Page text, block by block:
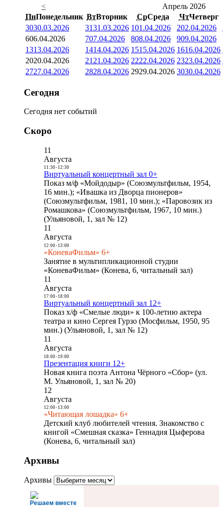
<
Апрель 2026
ПнПонедельник ВтВторник СрСреда ЧтЧетверг
3030.03.2026 3131.03.2026 101.04.2026 202.04.2026
606.04.2026 707.04.2026 808.04.2026 909.04.2026
1313.04.2026 1414.04.2026 1515.04.2026 1616.04.2026
2020.04.2026 21 21.04.2026 2222.04.2026 2323.04.2026
2727.04.2026 2828.04.2026 2929.04.2026 3030.04.2026
Сегодня
Сегодня нет событий
Скоро
11
Августа
11:30- 12:30
Виртуальный концертный зал 0+
Показ м/ф «Мойдодыр» (Союзмультфильм, 1954,
16 мин.); «Ивашка из Дворца пионеров»
(Союзмультфильм, 1981, 10 мин.); «Паровозик из
Ромашкова» (Союзмультфильм, 1967, 10 мин.)
(Ульяновой, 1, зал № 12)
11
Августа
12:00- 13:00
«КоневаФильм» 6+
Занятие в мультипликационной студии
«КоневаФильм» (Конева, 6, читальный зал)
11
Августа
17:00- 18:00
Виртуальный концертный зал 12+
Показ х/ф «Смелые люди» к 100-летию актера
театра и кино Сергея Гурзо (Мосфильм, 1950, 95
мин.) (Ульяновой, 1, зал № 12)
11
Августа
18:00- 19:00
Презентация книги 12+
Новая книга поэта Антона Чёрного «Сбор» (ул.
М. Ульяновой, 1, зал № 20)
12
Августа
12:00- 13:00
«Читающая лошадка» 6+
Детский клуб любителей чтения. Знакомство с
книгой «Смешная сказка» Геннадия Цыферова
(Конева, 6, читальный зал)
Архивы
Архивы
Решаем вместе